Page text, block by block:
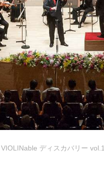
ディスカバリー vol.1